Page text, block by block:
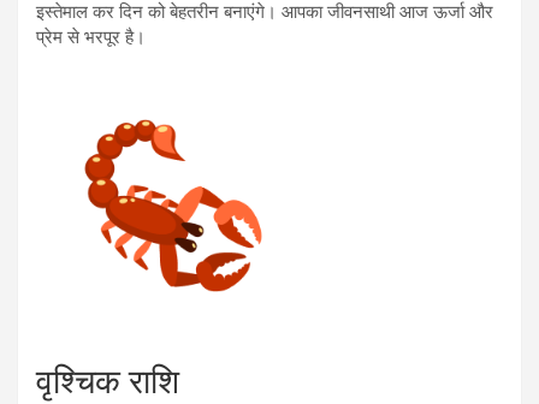
इस्तेमाल कर दिन को बेहतरीन बनाएंगे। आपका जीवनसाथी आज ऊर्जा और
प्रेम से भरपूर है।
वृश्चिक राशि